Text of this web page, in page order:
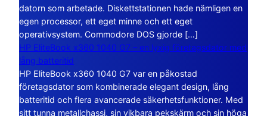
datorn som arbetade. Diskettstationen hade nämligen en
egen processor, ett eget minne och ett eget
operativsystem. Commodore DOS gjorde […]
HP EliteBook x360 1040 G7 – en lyxig företagsdator med
lång batteritid
HP EliteBook x360 1040 G7 var en påkostad
företagsdator som kombinerade elegant design, lång
batteritid och flera avancerade säkerhetsfunktioner. Med
sitt tunna metallchassi, sin vikbara pekskärm och sin höga